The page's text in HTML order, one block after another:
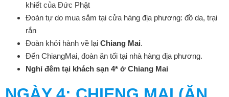
khiết của Đức Phật
Đoàn tự do mua sắm tại cửa hàng địa phương: đồ da, trại
rắn
Đoàn khởi hành về lại Chiang Mai.
Đến ChiangMai, đoàn ăn tối tại nhà hàng địa phương.
Nghỉ đêm tại khách sạn 4* ở Chiang Mai